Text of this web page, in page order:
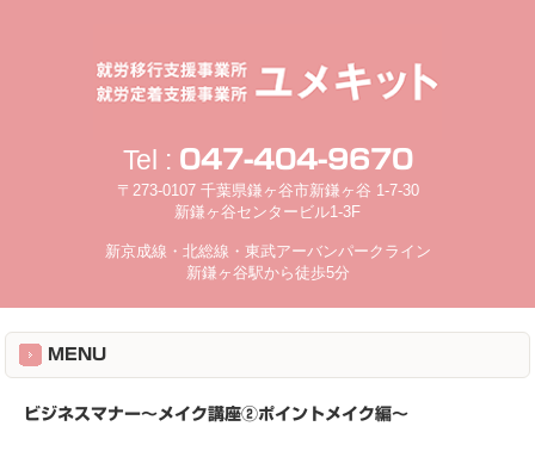
Tel : 047-404-9670
〒273-0107 千葉県鎌ヶ谷市新鎌ヶ谷 1-7-30
新鎌ヶ谷センタービル1-3F
新京成線・北総線・東武アーバンパークライン
新鎌ヶ谷駅から徒歩5分
MENU
ビジネスマナー～メイク講座②ポイントメイク編～